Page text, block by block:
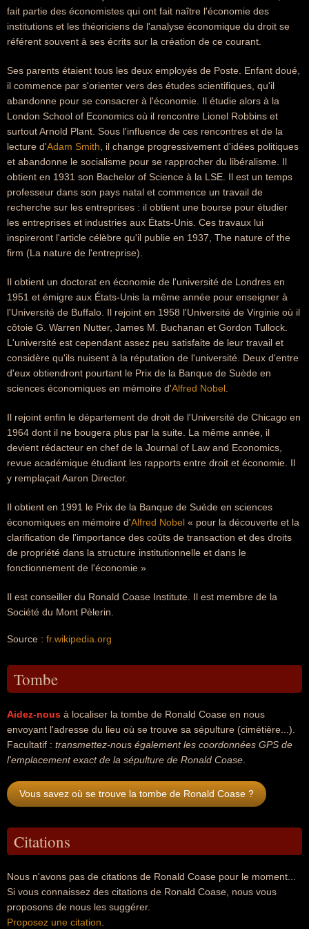
fait partie des économistes qui ont fait naître l'économie des
institutions et les théoriciens de l'analyse économique du droit se
référent souvent à ses écrits sur la création de ce courant.
Ses parents étaient tous les deux employés de Poste. Enfant doué,
il commence par s'orienter vers des études scientifiques, qu'il
abandonne pour se consacrer à l'économie. Il étudie alors à la
London School of Economics où il rencontre Lionel Robbins et
surtout Arnold Plant. Sous l'influence de ces rencontres et de la
lecture d'Adam Smith , il change progressivement d'idées politiques
et abandonne le socialisme pour se rapprocher du libéralisme. Il
obtient en 1931 son Bachelor of Science à la LSE. Il est un temps
professeur dans son pays natal et commence un travail de
recherche sur les entreprises : il obtient une bourse pour étudier
les entreprises et industries aux États-Unis. Ces travaux lui
inspireront l'article célèbre qu'il publie en 1937, The nature of the
firm (La nature de l'entreprise).
Il obtient un doctorat en économie de l'université de Londres en
1951 et émigre aux États-Unis la même année pour enseigner à
l'Université de Buffalo. Il rejoint en 1958 l'Université de Virginie où il
côtoie G. Warren Nutter, James M. Buchanan et Gordon Tullock.
L'université est cependant assez peu satisfaite de leur travail et
considère qu'ils nuisent à la réputation de l'université. Deux d'entre
d'eux obtiendront pourtant le Prix de la Banque de Suède en
sciences économiques en mémoire d'Alfred Nobel
Il rejoint enfin le département de droit de l'Université de Chicago en
1964 dont il ne bougera plus par la suite. La même année, il
devient rédacteur en chef de la Journal of Law and Economics,
revue académique étudiant les rapports entre droit et économie. Il
y remplaçait Aaron Director.
Il obtient en 1991 le Prix de la Banque de Suède en sciences
économiques en mémoire d'Alfred Nobel « pour la découverte et la
clarification de l'importance des coûts de transaction et des droits
de propriété dans la structure institutionnelle et dans le
fonctionnement de l'économie »
Il est conseiller du Ronald Coase Institute. Il est membre de la
Société du Mont Pèlerin.
Source : fr.wikipedia.org
Tombe
Aidez-nous à localiser la tombe de Ronald Coase en nous
envoyant l'adresse du lieu où se trouve sa sépulture (cimétière...).
Facultatif : transmettez-nous également les coordonnées GPS de
l'emplacement exact de la sépulture de Ronald Coase
Vous savez où se trouve la tombe de Ronald Coase ?
Citations
Nous n'avons pas de citations de Ronald Coase pour le moment...
Si vous connaissez des citations de Ronald Coase, nous vous
proposons de nous les suggérer.
Proposez une citation